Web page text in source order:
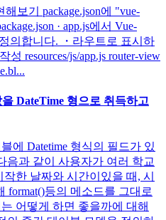
보기 package.json에 "vue-
· app.js에서 Vue-
의합니다. ・라우트로 표시하
resources/js/app.js router-view
DateTime 형으로 취득하고
에 Datetime 형식의 필드가 있
음과 같이 사용자가 여러 학교
한 날짜와 시간이있을 때, 시
format()등의 메소드를 그대로
어떻게 하면 좋을까에 대해